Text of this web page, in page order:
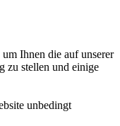
Ihnen die auf unserer
zu stellen und einige
unbedingt